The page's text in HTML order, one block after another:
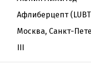
Афлиберцепт
Москва, Санкт-
III